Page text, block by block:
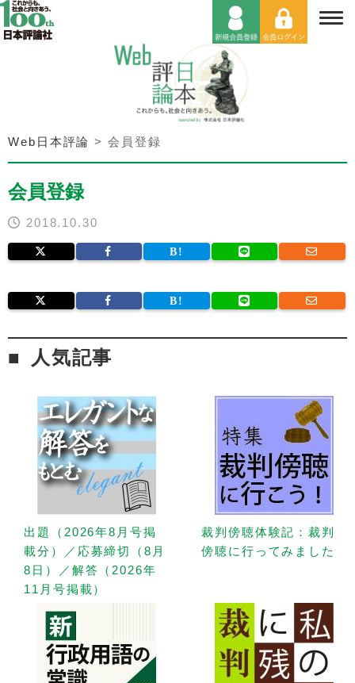
Web日本評論 >会員登録
会員登録
2018.10.30
人気記事
出題（2026年8月号掲
載分）／応募締切（8月
8日）／解答（2026年
11月号掲載）
裁判傍聴体験記：裁判
傍聴に行ってみました